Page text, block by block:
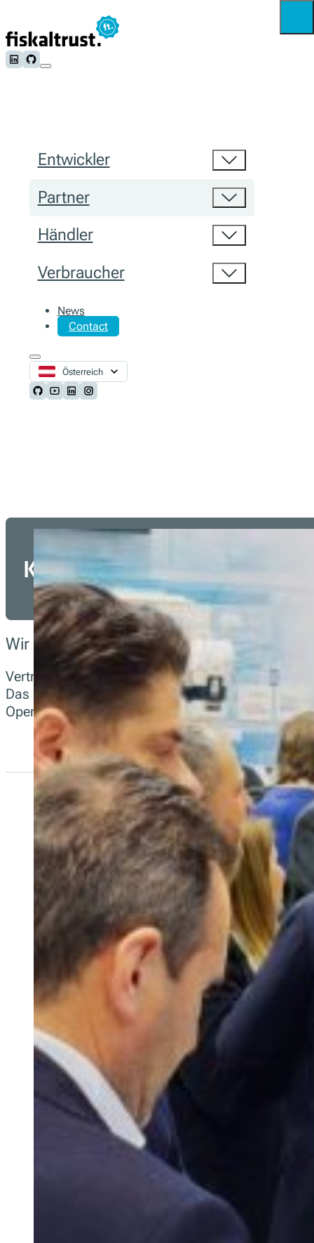
Follow us on LinkedIn
Follow us on Github
Entwickler
Partner
Händler
Verbraucher
News
Contact
Österreich
Follow us on Github
Follow us on Youtube
Follow us on LinkedIn
Follow us on Instagram
Kommerzielle Partner
Wir helfen Commercial Partners zu
Vertreiben Sie europaweit konforme POS-
Das Partnermodell unterstützt wiederkehrende
Open-Source-Transparenz, ISO-konforme
PosDealer
Verkaufen